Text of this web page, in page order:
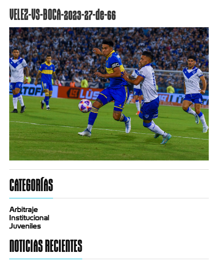
VELEZ-VS-BOCA-2023-27-de-66
CATEGORÍAS
Arbitraje
Institucional
Juveniles
NOTICIAS RECIENTES